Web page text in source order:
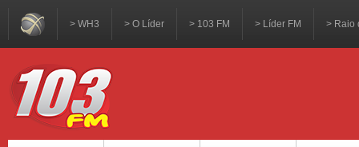
> WH3 > O Líder > 103 FM > Líder FM > Raio